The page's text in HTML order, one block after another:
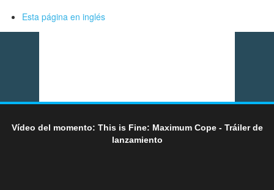
Esta página en inglés
Vídeo del momento: This is Fine: Maximum Cope - Tráiler de
lanzamiento